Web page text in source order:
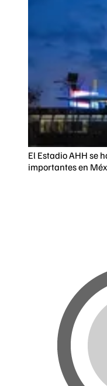
El Estadio AHH se
importantes en